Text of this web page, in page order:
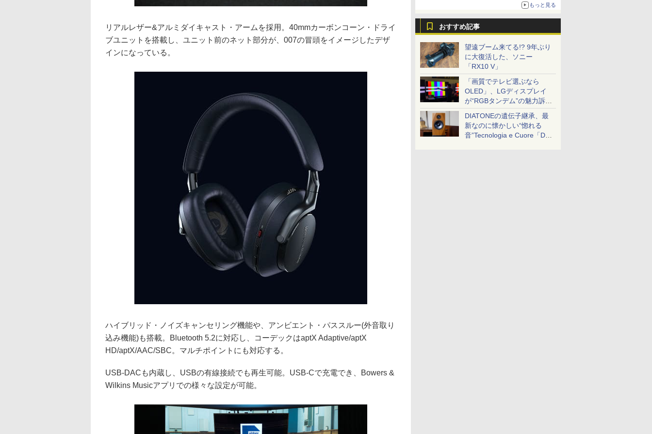
もっと見る
おすすめ記事
望遠ブーム来てる!? 9年ぶり
に大復活した、ソニー
「RX10 V」
「画質でテレビ選ぶなら
OLED」、LGディスプレイ
が“RGBタンデム”の魅力訴
求。液晶とのガチ比較も
DIATONEの遺伝子継承、最
新なのに懐かしい“惚れる
音”Tecnologia e Cuore「DS-
リアルレザー&アルミダイキャスト・アームを採用。40mmカーボンコーン・ドライ
ブユニットを搭載し、ユニット前のネット部分が、007の冒頭をイメージしたデザ
インになっている。
ハイブリッド・ノイズキャンセリング機能や、アンビエント・パススルー(外音取り
込み機能)も搭載。Bluetooth 5.2に対応し、コーデックはaptX Adaptive/aptX
HD/aptX/AAC/SBC。マルチポイントにも対応する。
USB-DACも内蔵し、USBの有線接続でも再生可能。USB-Cで充電でき、Bowers &
Wilkins Musicアプリでの様々な設定が可能。